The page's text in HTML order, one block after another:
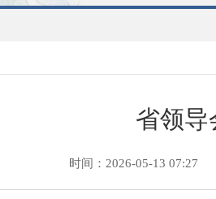
省领导
时间：2026-05-13 07:27